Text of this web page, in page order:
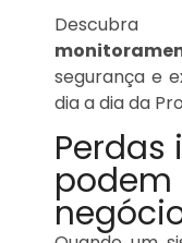
segurança e
dia a dia da
Perdas
podem